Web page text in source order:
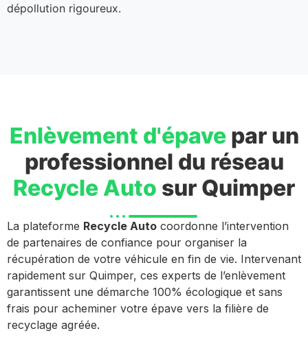
dépollution rigoureux.
Enlèvement d'épavepar un
professionnel du réseau
Recycle Auto sur Quimper
La plateforme Recycle Auto coordonne l’intervention
de partenaires de confiance pour organiser la
récupération de votre véhicule en fin de vie. Intervenant
rapidement sur Quimper, ces experts de l’enlèvement
garantissent une démarche 100% écologique et sans
frais pour acheminer votre épave vers la filière de
recyclage agréée.